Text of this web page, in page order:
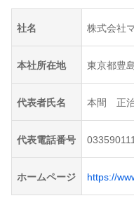
社名 株式会社
本社所在地 東京都豊
代表者氏名 本間 正
代表電話番号
ホームページ https://